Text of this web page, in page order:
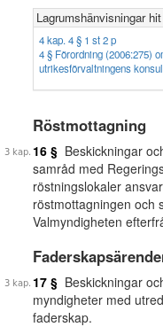
Lagrumshänvisningar hit
4 kap. 4 § 1 st 2 p
4 § Förordning (2006:275)
utrikesförvaltningens
Röstmottagning
16 § Beskickningar
samråd med
röstningslokaler
röstmottagningen och
Valmyndigheten
17 § Beskickningar
myndigheter med
faderskap.